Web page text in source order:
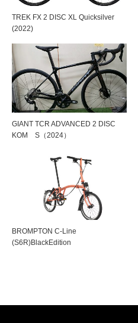
TREK FX 2 DISC XL Quicksilver
(2022)
GIANT TCR ADVANCED 2 DISC
KOM S（2024）
BROMPTON C-Line
(S6R)BlackEdition